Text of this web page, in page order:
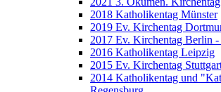
2018 Katholikentag Münster
2019 Ev. Kirchentag
2017 Ev. Kirchentag Berlin
2016 Katholikentag Leipzig
2015 Ev. Kirchentag
2014 Katholikentag und